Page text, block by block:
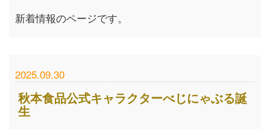
新着情報のページです。
2025.09.30
秋本食品公式キャラクターべじにゃぶる誕
生